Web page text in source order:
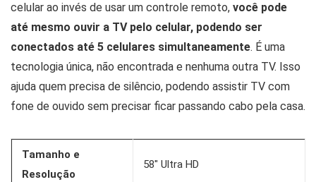
celular ao invés de usar um controle remoto, você pode
até mesmo ouvir a TV pelo celular, podendo ser
conectados até 5 celulares simultaneamente. É uma
tecnologia única, não encontrada e nenhuma outra TV. Isso
ajuda quem precisa de silêncio, podendo assistir TV com
fone de ouvido sem precisar ficar passando cabo pela casa.
Tamanho e
Resolução
58″ Ultra HD